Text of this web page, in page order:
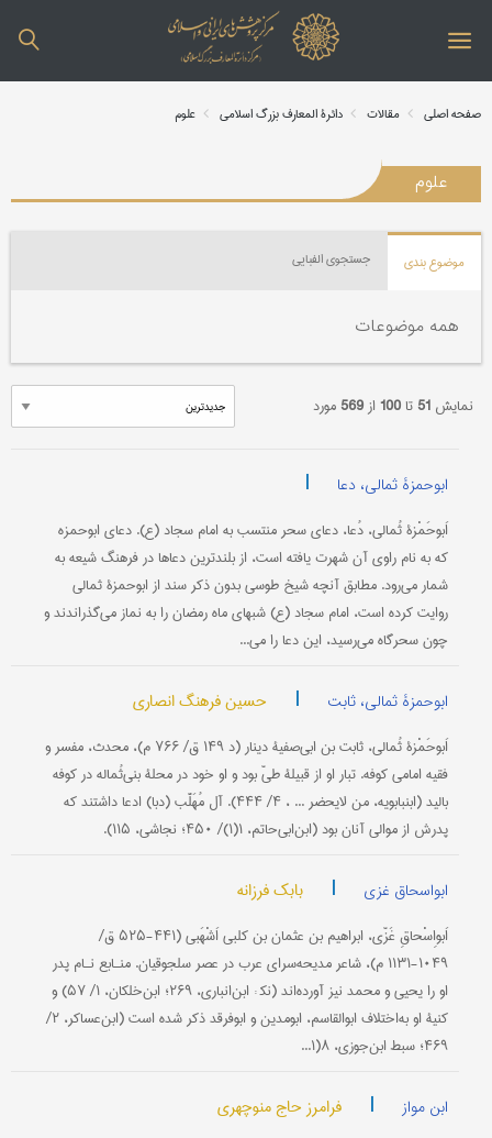
صفحه اصلی مقالات دائرة المعارف بزرگ اسلامی علوم
علوم
موضوع بندی جستجوی الفبایی
همه موضوعات
نمایش 51 تا100 از569 مورد
ابوحمزۀ ثمالی، دعا |
اَبوحَمْزۀ ثُمالی، دُعا، دعای سحر منتسب به امام سجاد (ع). دعای ابوحمزه
که به نام راوی آن شهرت یافته است، از بلند‌‌ترین دعاها در فرهنگ شیعه به
شمار می‌رود. مطابق آنچه شیخ طوسی بدون ذكر سند از ابوحمزۀ ثمالی
روایت كرده است، امام سجاد (ع) شبهای ماه رمضان را به نماز می‌گذراندند و
چون سحرگاه می‌رسید، این دعا را می‌...
ابوحمزۀ ثمالی، ثابت | حسین فرهنگ انصاری
اَبوحَمْزۀ ثُمالی، ثابت بن ابی‌صفیۀ دینار (د ۱۴۹ ق/ ۷۶۶ م)، محدث، مفسر و
فقیه امامی کوفه. تبار او از قبیلۀ طیّ بود و او خود در محلۀ بنی‌ثُماله در کوفه
بالید (ابن‎بابویه، من لایحضر ... ، ۴/ ۴۴۴). آل مُهَلَّب (دبا) ادعا داشتند که
پدرش از موالی آنان بود (ابن‌ابی‌حاتم، ۱(۱)/ ۴۵۰؛ نجاشی، ۱۱۵).
ابواسحاق غزی | بابک فرزانه
اَبو‌اِسْحاقِ غَزّی، ابراهیم بن عثمان بن کلبی اَشْهَبی (۴۴۱-۵۲۵‌ ق/
۱۰۴۹-۱۱۳۱ م)، شاعر مدیحه‌سرای عرب در عصر سلجوقیان. منـابع نـام پدر
او را یحیى و محمد نیز آورده‌اند (نک‍ : ابن‌انباری، ۲۶۹؛ ابن‌خلکان، ۱/ ۵۷) و
کنیۀ او به‌اختلاف ابو‌القاسم، ابو‌مدین و ابو‌فرقد ذکر شده است (ابن‌عساکر، ۲/
۴۶۹؛ سبط ابن‌جوزی، ۸(۱...
ابن مواز | فرامرز حاج منوچهری